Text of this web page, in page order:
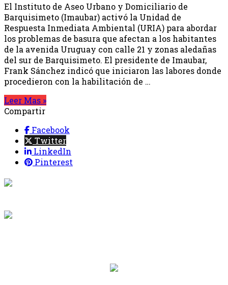
El Instituto de Aseo Urbano y Domiciliario de
Barquisimeto (Imaubar) activó la Unidad de
Respuesta Inmediata Ambiental (URIA) para abordar
los problemas de basura que afectan a los habitantes
de la avenida Uruguay con calle 21 y zonas aledañas
del sur de Barquisimeto. El presidente de Imaubar,
Frank Sánchez indicó que iniciaron las labores donde
procedieron con la habilitación de …
Leer Mas »
Compartir
Facebook
Twitter
LinkedIn
Pinterest